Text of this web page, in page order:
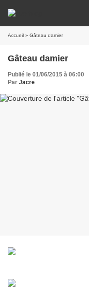
Accueil » Gâteau damier
Gâteau damier
Publié le 01/06/2015 à 06:00
Par Jacre